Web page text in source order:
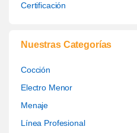
Certificación
Nuestras Categorías
Cocción
Electro Menor
Menaje
Línea Profesional